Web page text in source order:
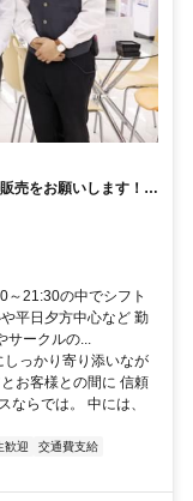
売をお願いします！身
～21:30の中でシフト
平日夕方中心など 勤
サークルの...
っかり寄り添いなが
お客様との間に 信頼
ならでは。 中には、
歓迎
交通費支給